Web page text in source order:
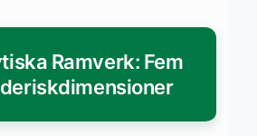
Ramverk: Fem